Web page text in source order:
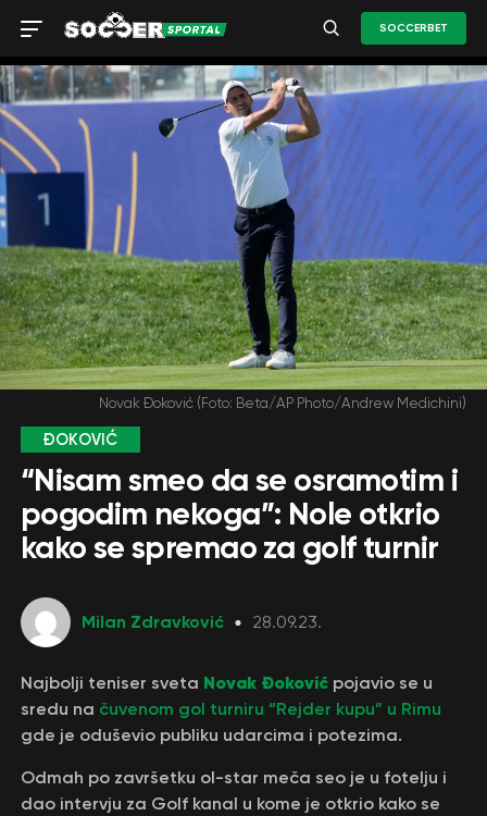
SOCCERBET
Novak Đoković (Foto: Beta/AP Photo/Andrew Medichini)
ĐOKOVIĆ
“Nisam smeo da se osramotim i
pogodim nekoga”: Nole otkrio
kako se spremao za golf turnir
Milan Zdravković 28.09.23.
Najbolji teniser sveta Novak Đokovićpojavio se u
sredu na čuvenom gol turniru “Rejder kupu” u Rimu
gde je oduševio publiku udarcima i potezima.
Odmah po završetku ol-star meča seo je u fotelju i
dao intervju za Golf kanal u kome je otkrio kako se